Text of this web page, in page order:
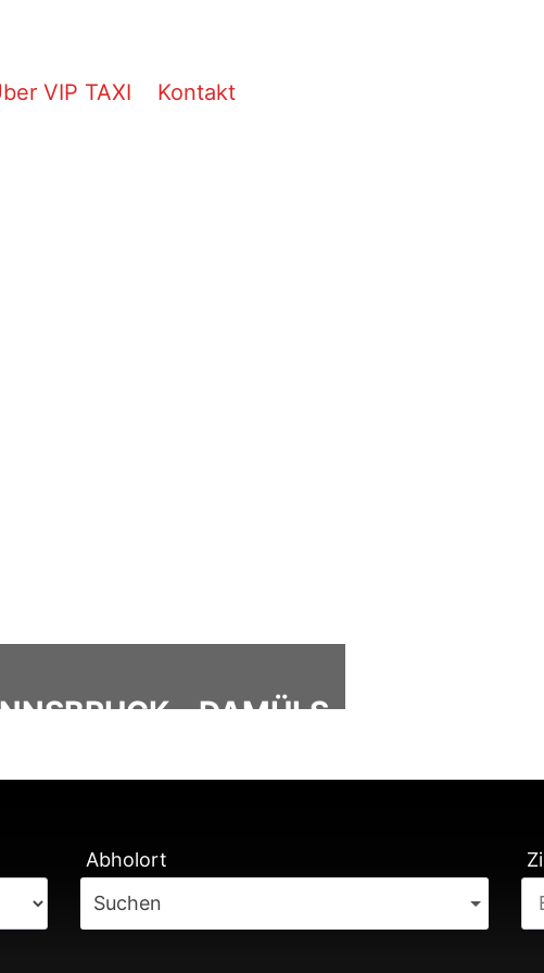
VIP TAXI Kontakt
Abholort
Suchen
- DAMÜLS